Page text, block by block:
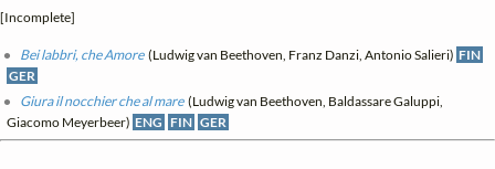
[Incomplete]
Bei labbri, che Amore(Ludwig van Beethoven, Franz Danzi, Antonio Salieri) FIN
GER
Giura il nocchier che al mare(Ludwig van Beethoven, Baldassare Galuppi,
Giacomo Meyerbeer) ENG FIN GER